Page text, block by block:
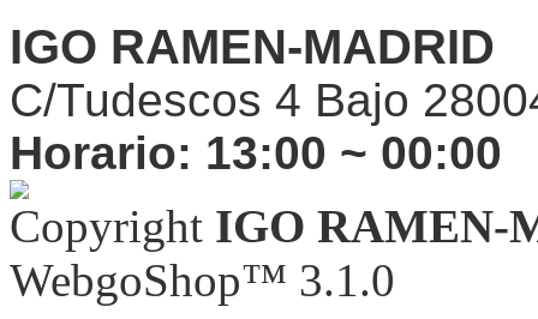
IGO RAMEN-MADRID
C/Tudescos 4 Bajo
Horario: 13:00 ~ 00:00
Copyright IGO RAMEN-
WebgoShop™ 3.1.0